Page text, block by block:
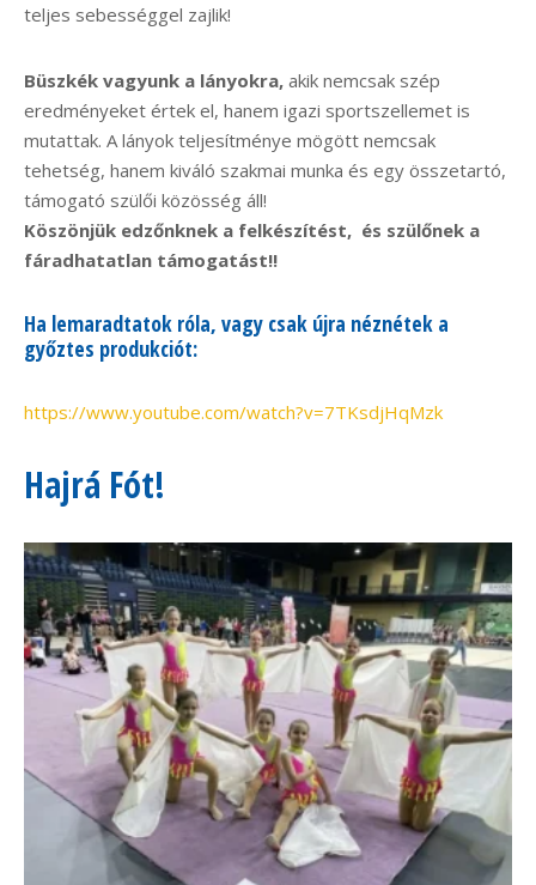
teljes sebességgel zajlik!
Büszkék vagyunk a lányokra, akik nemcsak szép
eredményeket értek el, hanem igazi sportszellemet is
mutattak. A lányok teljesítménye mögött nemcsak
tehetség, hanem kiváló szakmai munka és egy összetartó,
támogató szülői közösség áll!
Köszönjük edzőnknek a felkészítést, és szülőnek a
fáradhatatlan támogatást!!
Ha lemaradtatok róla, vagy csak újra néznétek a
győztes produkciót:
https://www.youtube.com/watch?v=7TKsdjHqMzk
Hajrá Fót!